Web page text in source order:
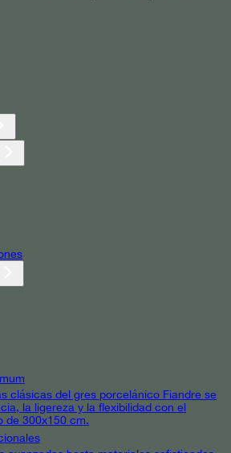
clásicas del gres porcelánico Fiandre se
la ligereza y la flexibilidad con el
de 300x150 cm.